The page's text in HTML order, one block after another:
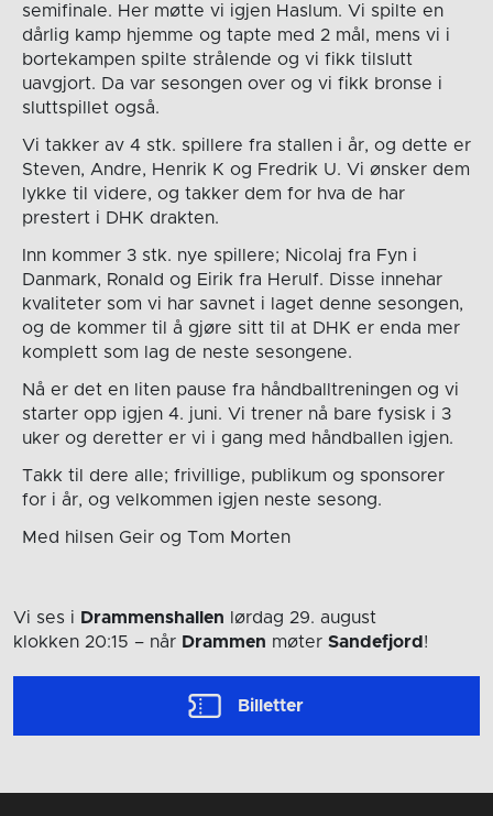
semifinale. Her møtte vi igjen Haslum. Vi spilte en
dårlig kamp hjemme og tapte med 2 mål, mens vi i
bortekampen spilte strålende og vi fikk tilslutt
uavgjort. Da var sesongen over og vi fikk bronse i
sluttspillet også.
Vi takker av 4 stk. spillere fra stallen i år, og dette er
Steven, Andre, Henrik K og Fredrik U. Vi ønsker dem
lykke til videre, og takker dem for hva de har
prestert i DHK drakten.
Inn kommer 3 stk. nye spillere; Nicolaj fra Fyn i
Danmark, Ronald og Eirik fra Herulf. Disse innehar
kvaliteter som vi har savnet i laget denne sesongen,
og de kommer til å gjøre sitt til at DHK er enda mer
komplett som lag de neste sesongene.
Nå er det en liten pause fra håndballtreningen og vi
starter opp igjen 4. juni. Vi trener nå bare fysisk i 3
uker og deretter er vi i gang med håndballen igjen.
Takk til dere alle; frivillige, publikum og sponsorer
for i år, og velkommen igjen neste sesong.
Med hilsen Geir og Tom Morten
Vi ses i Drammenshallen lørdag 29. august
klokken 20:15 – når Drammen møter Sandefjord !
Billetter